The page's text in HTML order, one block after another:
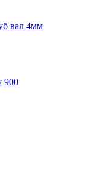
вал 4мм
900